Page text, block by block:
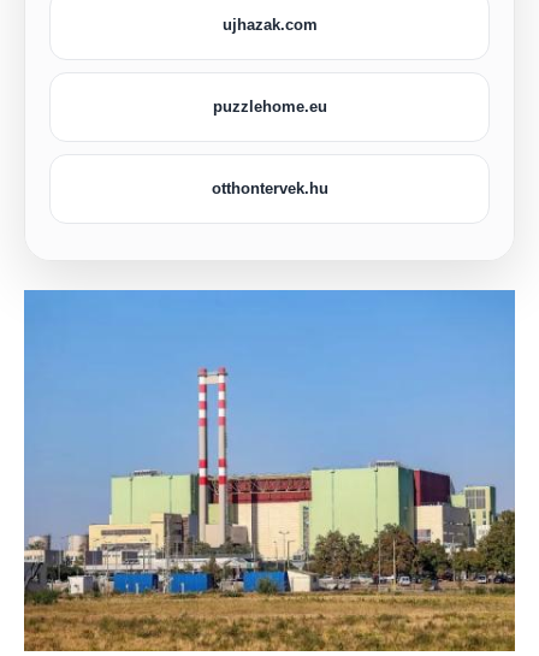
ujhazak.com
puzzlehome.eu
otthontervek.hu